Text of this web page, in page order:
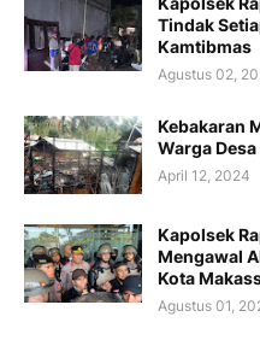
Tindak
Kamtibmas
Agustus 02,
Kebakaran
Warga
April 12, 2024
Kapolsek
Mengawal
Kota
Agustus 01,